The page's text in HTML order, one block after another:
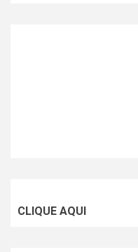
CLIQUE AQUI